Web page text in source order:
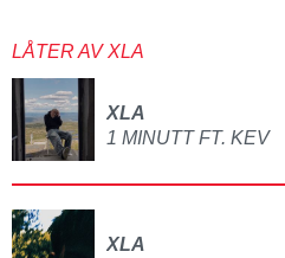
LÅTER AV XLA
XLA
1 MINUTT FT. KEV
XLA